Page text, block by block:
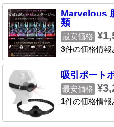
Marvelous
類
最安価格
3件の価格情報
吸引ポート
最安価格
1件の価格情報